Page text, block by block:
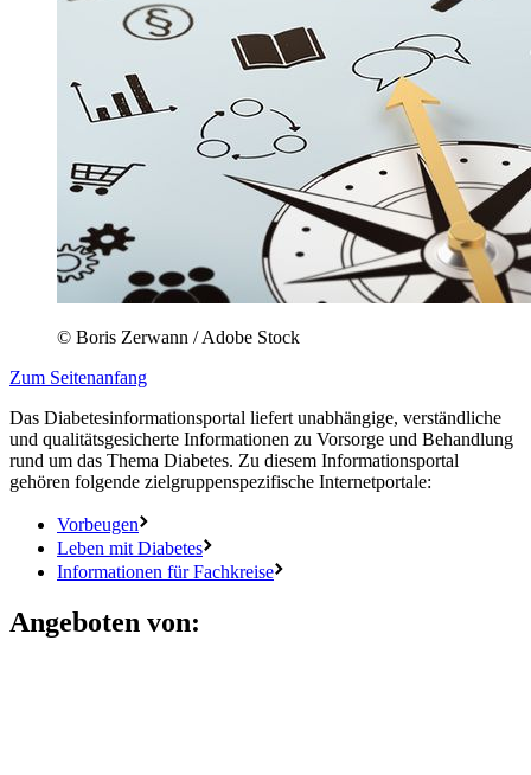
© Boris Zerwann / Adobe Stock
Zum Seitenanfang
Das Diabetesinformationsportal liefert unabhängige, verständliche
und qualitätsgesicherte Informationen zu Vorsorge und Behandlung
rund um das Thema Diabetes. Zu diesem Informationsportal
gehören folgende zielgruppenspezifische Internetportale:
Vorbeugen
Leben mit Diabetes
Informationen für Fachkreise
Angeboten von: